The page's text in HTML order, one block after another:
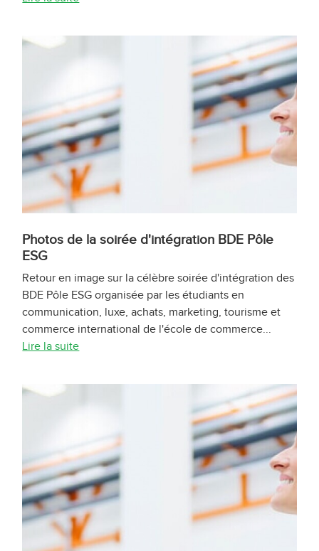
Photos de la soirée d'intégration BDE Pôle
ESG
Retour en image sur la célèbre soirée d'intégration des
BDE Pôle ESG organisée par les étudiants en
communication, luxe, achats, marketing, tourisme et
commerce international de l'école de commerce...
Lire la suite